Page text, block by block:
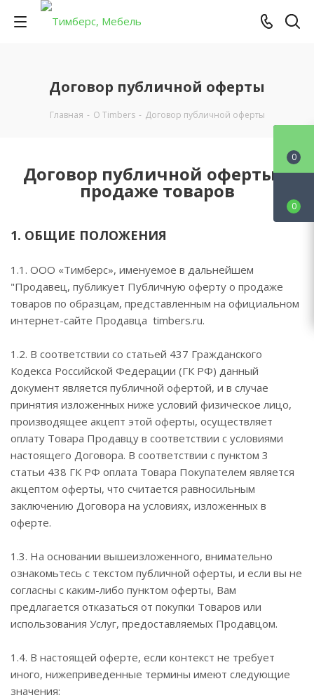
Договор публичной оферты
Главная - О Timbers - Договор публичной оферты
Договор публичной оферты о
продаже товаров
1. ОБЩИЕ ПОЛОЖЕНИЯ
1.1. ООО «Тимберс», именуемое в дальнейшем
"Продавец, публикует Публичную оферту о продаже
товаров по образцам, представленным на официальном
интернет-сайте Продавца timbers.ru.
1.2. В соответствии со статьей 437 Гражданского
Кодекса Российской Федерации (ГК РФ) данный
документ является публичной офертой, и в случае
принятия изложенных ниже условий физическое лицо,
производящее акцепт этой оферты, осуществляет
оплату Товара Продавцу в соответствии с условиями
настоящего Договора. В соответствии с пунктом 3
статьи 438 ГК РФ оплата Товара Покупателем является
акцептом оферты, что считается равносильным
заключению Договора на условиях, изложенных в
оферте.
1.3. На основании вышеизложенного, внимательно
ознакомьтесь с текстом публичной оферты, и если вы не
согласны с каким-либо пунктом оферты, Вам
предлагается отказаться от покупки Товаров или
использования Услуг, предоставляемых Продавцом.
1.4. В настоящей оферте, если контекст не требует
иного, нижеприведенные термины имеют следующие
значения:
0
0